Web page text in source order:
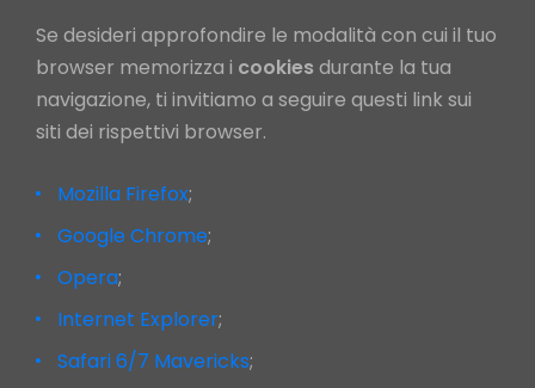
Se desideri approfondire le modalità con cui il tuo
browser memorizza i cookies durante la tua
navigazione, ti invitiamo a seguire questi link sui
siti dei rispettivi browser.
Mozilla Firefox;
Google Chrome;
Opera;
Internet Explorer;
Safari 6/7 Mavericks;